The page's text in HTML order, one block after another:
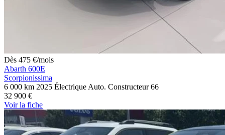
Dès 475 €/mois
Abarth 600E
Scorpionissima
6 000 km 2025 Électrique Auto. Constructeur 66
32 900 €
Voirla fiche